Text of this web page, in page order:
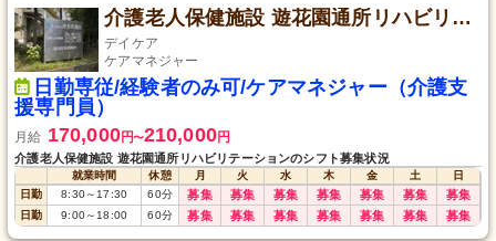
介護老人保健施設 遊花園通所リハビリテーション
デイケア
ケアマネジャー
日勤専従/経験者のみ可/ケアマネジャー（介護支
援専門員）
月給 170,000円〜210,000円
介護老人保健施設 遊花園通所リハビリテーションのシフト募集状況
就業時間 休憩 月 火 水 木 金 土
日
日勤
8:30～17:30 60分 募集 募集 募集 募集 募集 募集 募集
日勤 9:00～18:00 60分 募集 募集 募集 募集 募集 募集 募集